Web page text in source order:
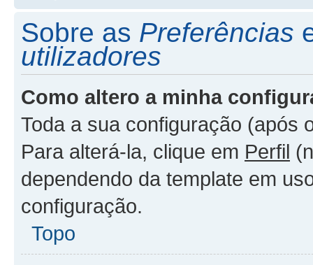
Sobre as Preferências
utilizadores
Como altero a minha
Toda a sua configuração (após
Para alterá-la, clique em Perfil
dependendo da template em
configuração.
Topo